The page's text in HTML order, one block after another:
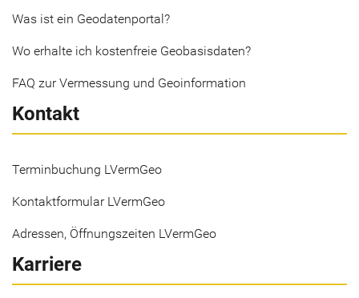
Was ist ein Geodatenportal?
Wo erhalte ich kostenfreie Geobasisdaten?
FAQ zur Vermessung und Geoinformation
Kontakt
Terminbuchung LVermGeo
Kontaktformular LVermGeo
Adressen, Öffnungszeiten LVermGeo
Karriere